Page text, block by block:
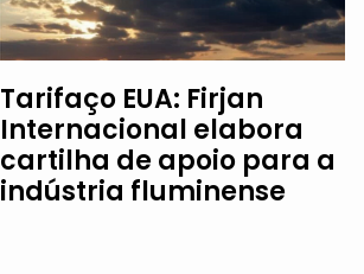
Tarifaço EUA: Firjan
Internacional elabora
cartilha de apoio para a
indústria fluminense